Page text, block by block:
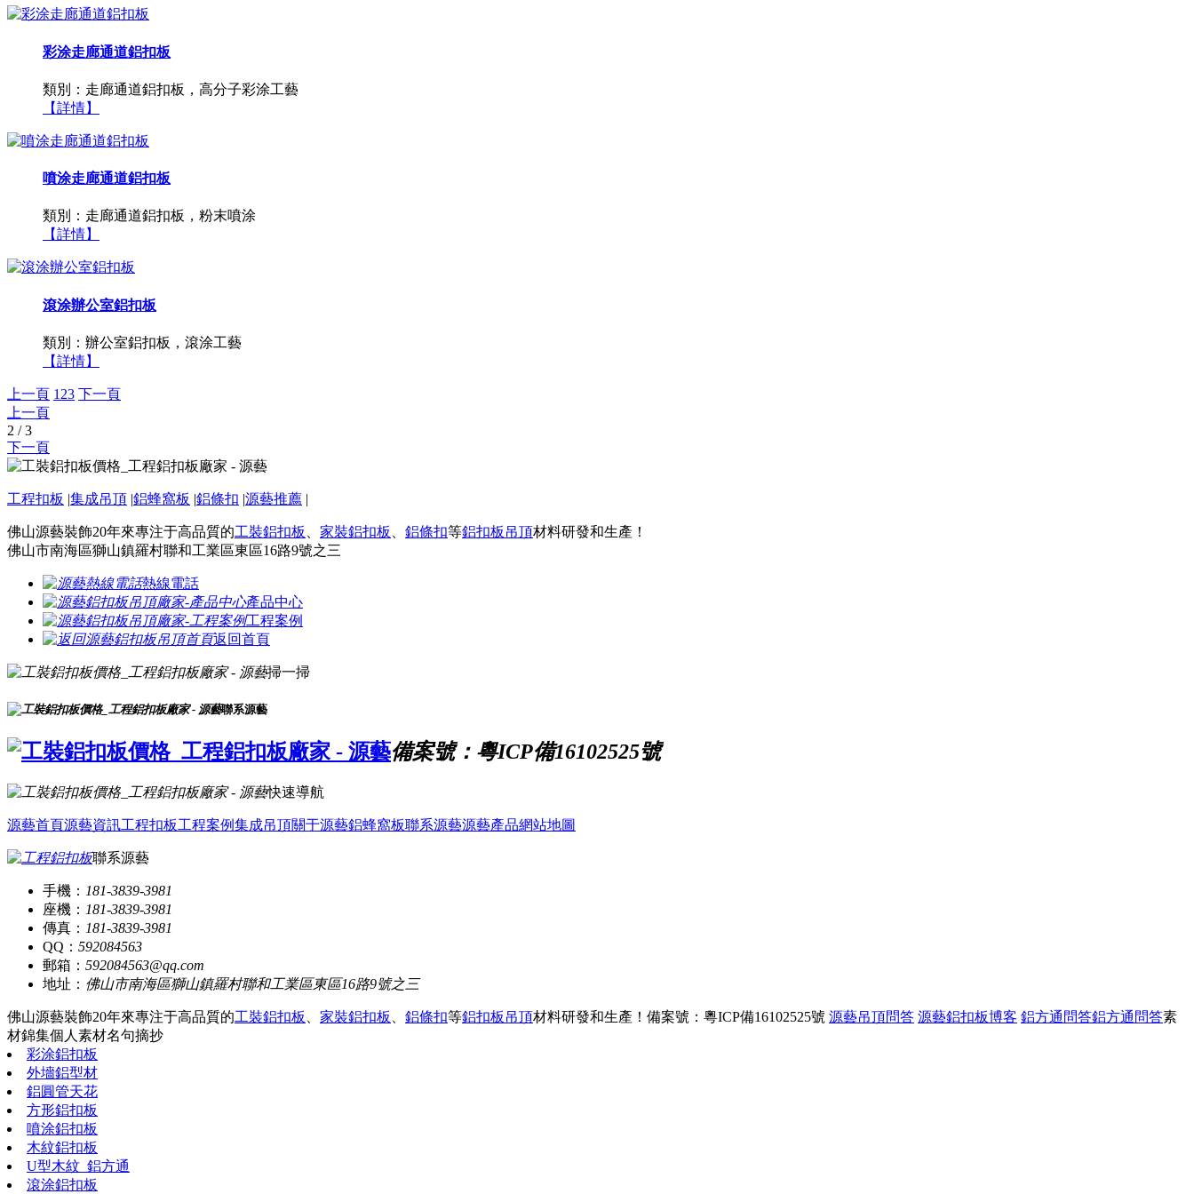
彩涂走廊通道鋁扣板
類別：走廊通道鋁扣板，高分子彩涂工藝
【詳情】
噴涂走廊通道鋁扣板
類別：走廊通道鋁扣板，粉末噴涂
【詳情】
滾涂辦公室鋁扣板
類別：辦公室鋁扣板，滾涂工藝
【詳情】
上一頁 1 23 下一頁
上一頁
2 / 3
下一頁
工程扣板 |集成吊頂 |鋁蜂窩板 |鋁條扣 |源藝推薦 |
佛山源藝裝飾20年來專注于高品質的工裝鋁扣板 家裝鋁扣板 鋁條扣等鋁扣板吊頂材料研發和生產！
佛山市南海區獅山鎮羅村聯和工業區東區16路9號之三
熱線電話
產品中心
工程案例
返回首頁
掃一掃
聯系源藝
備案號：粵ICP備16102525號
快速導航
源藝首頁源藝資訊工程扣板工程案例集成吊頂關于源藝鋁蜂窩板聯系源藝源藝產品網站地圖
聯系源藝
手機： 181-3839-3981
座機： 181-3839-3981
傳真： 181-3839-3981
QQ： 592084563
郵箱： 592084563@qq.com
地址： 佛山市南海區獅山鎮羅村聯和工業區東區16路9號之三
佛山源藝裝飾20年來專注于高品質的工裝鋁扣板 家裝鋁扣板 鋁條扣等鋁扣板吊頂材料研發和生產！ 備案號：粵ICP備16102525號 源藝吊頂問答 源藝鋁扣板博客 鋁方通問答鋁方通問答素
材錦集個人素材名句摘抄
彩涂鋁扣板
外墻鋁型材
鋁圓管天花
方形鋁扣板
噴涂鋁扣板
木紋鋁扣板
U型木紋_鋁方通
滾涂鋁扣板